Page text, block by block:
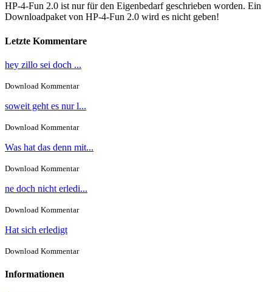
HP-4-Fun 2.0 ist nur für den Eigenbedarf geschrieben worden. Ein
Downloadpaket von HP-4-Fun 2.0 wird es nicht geben!
Letzte Kommentare
hey zillo sei doch ...
Download Kommentar
soweit geht es nur l...
Download Kommentar
Was hat das denn mit...
Download Kommentar
ne doch nicht erledi...
Download Kommentar
Hat sich erledigt
Download Kommentar
Informationen